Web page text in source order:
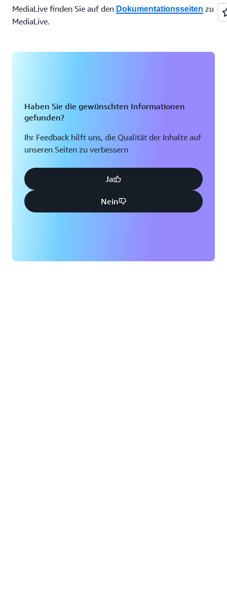
MediaLive finden Sie auf den Dokumentationsseiten zu
MediaLive.
Haben Sie die gewünschten Informationen
gefunden?
Ihr Feedback hilft uns, die Qualität der Inhalte auf
unseren Seiten zu verbessern
Ja
Nein